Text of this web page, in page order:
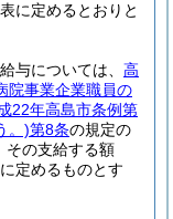
に定めるとおりと
与については、 高
院事業企業職員の
22年高島市条例第
。)第8条の規定の
その支給する額
定めるものとす